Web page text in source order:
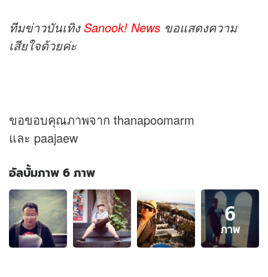
ทีมข่าวบันเทิงSanook! News ขอแสดงความ
เสียใจด้วยค่ะ
ขอขอบคุณภาพจาก thanapoomarm
และ paajaew
อัลบั้มภาพ 6 ภาพ
อัลบั้ม
ภาพ
6
ภาพ
ของ
6
ภาพ